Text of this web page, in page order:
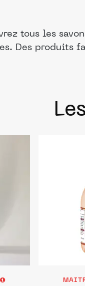
tous les
Des produits